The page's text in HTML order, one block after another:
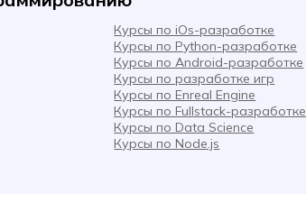
Курсы по iOs-разработке
Курсы по Python-разработке
Курсы по Android-разработке
Курсы по разработке игр
Курсы по Enreal Engine
Курсы по Fullstack-разработке
Курсы по Data Science
Курсы по Node.js